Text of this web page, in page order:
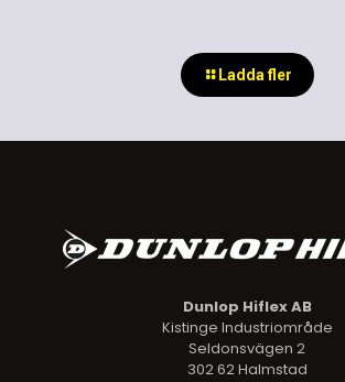
Ladda fler
Dunlop Hiflex AB
Kistinge Industriområde
Seldonsvägen 2
302 62 Halmstad